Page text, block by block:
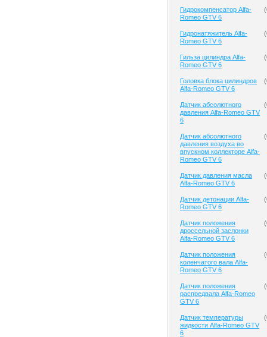
Гидрокомпенсатор Alfa-
Romeo GTV 6
(
Гидронатяжитель Alfa-
Romeo GTV 6
(
Гильза цилиндра Alfa-
Romeo GTV 6
(
Головка блока цилиндров
Alfa-Romeo GTV 6
(
Датчик абсолютного
давления Alfa-Romeo GTV
6
(
Датчик абсолютного
давления воздуха во
впускном коллекторе Alfa-
Romeo GTV 6
(
Датчик давления масла
Alfa-Romeo GTV 6
(
Датчик детонации Alfa-
Romeo GTV 6
(
Датчик положения
дроссельной заслонки
Alfa-Romeo GTV 6
(
Датчик положения
коленчатого вала Alfa-
Romeo GTV 6
(
Датчик положения
распредвала Alfa-Romeo
GTV 6
(
Датчик температуры
жидкости Alfa-Romeo GTV
6
(